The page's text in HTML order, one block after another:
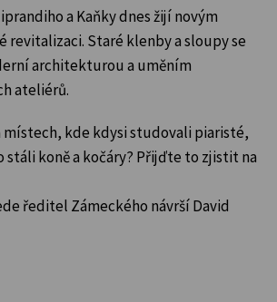
a Kaňky dnes žijí novým
revitalizaci. Staré klenby a sloupy se
architekturou a uměním
ateliérů.
místech, kde kdysi studovali piaristé,
stáli koně a kočáry? Přijďte to zjistit na
ředitel Zámeckého návrší David